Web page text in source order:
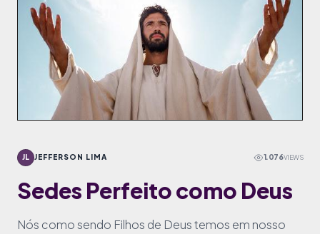
JL JEFFERSON LIMA 1.076VIEWS
Sedes Perfeito como Deus
Nós como sendo Filhos de Deus temos em nosso